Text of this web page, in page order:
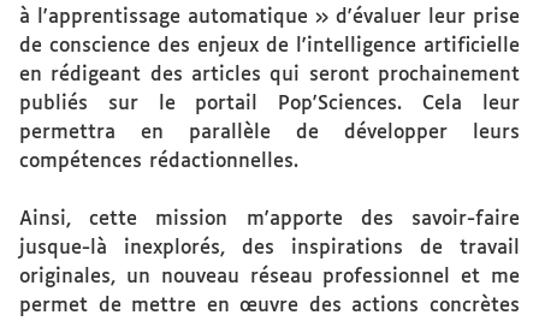
à l'apprentissage automatique » d'évaluer leur prise
de conscience des enjeux de l'intelligence artificielle
en rédigeant des articles qui seront prochainement
publiés sur le portail Pop'Sciences. Cela leur
permettra en parallèle de développer leurs
compétences rédactionnelles.
Ainsi, cette mission m'apporte des savoir-faire
jusque-là inexplorés, des inspirations de travail
originales, un nouveau réseau professionnel et me
permet de mettre en œuvre des actions concrètes